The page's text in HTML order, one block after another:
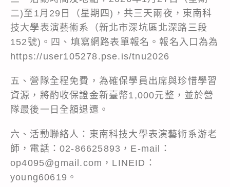
二)至1月29日（星期四)，共三天兩夜，東南科
技大學表演藝術系（新北市深坑區北深路三段
152號)。四、填寫網路表單報名。報名入口為為
https://user105278.pse.is/tnu2026
五、營隊全程免費，為確保學員出席與珍惜學習
資源，將酌收保證金新臺幣1,000元整，並於營
隊最後一日全額退還。
六、活動聯絡人：東南科技大學表演藝術系游老
師，電話：02-86625893，E-mail：
op4095@gmail.com，LINEID：
young60619。